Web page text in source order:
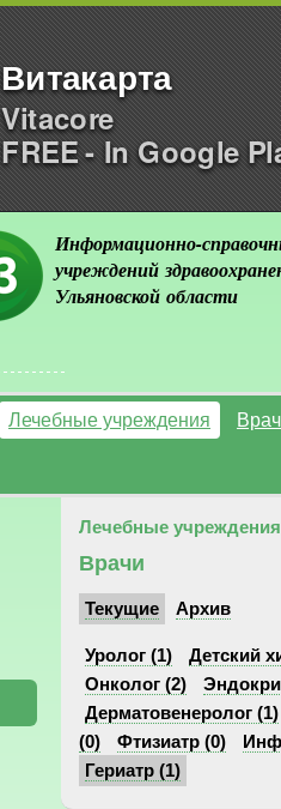
Витакарта
Vitacore
FREE - In Google
Информационно-
учреждений
Ульяновской области
Лечебные учреждения
Лечебные учреждения
Врачи
Текущие Архив
Уролог (1)
Детский
Онколог (2)
Дерматовенеролог (1)
(0)
Фтизиатр (0)
Гериатр (1)